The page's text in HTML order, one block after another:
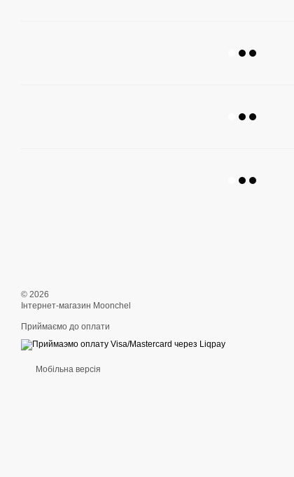
© 2026
Інтернет-магазин Moonchel
Приймаємо до оплати
Мобільна версія